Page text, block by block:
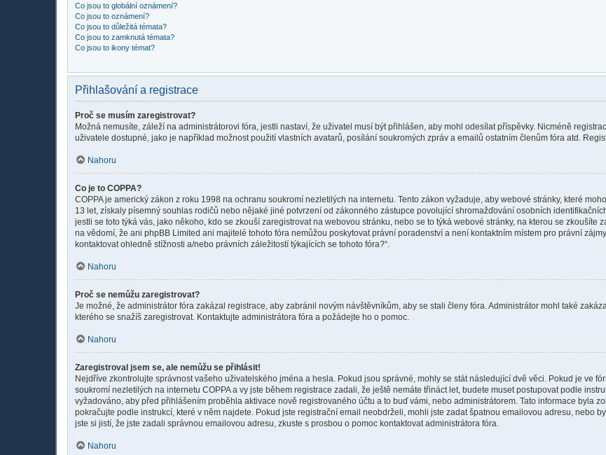
Co jsou to globální oznámení?
Co jsou to oznámení?
Co jsou to důležitá témata?
Co jsou to zamknutá témata?
Co jsou to ikony témat?
Přihlašování a registrace
Proč se musím zaregistrovat?
Možná nemusíte, záleží na administrátorovi fóra, jestli nastaví, že uživatel musí být přihlášen, aby mohl odesílat příspěvky. Nicméně
uživatele dostupné, jako je například možnost použití vlastních avatarů, posílání soukromých zpráv a emailů ostatním členům fóra atd.
Nahoru
Co je to COPPA?
COPPA je americký zákon z roku 1998 na ochranu soukromí nezletilých na internetu. Tento zákon vyžaduje, aby webové stránky, které
13 let, získaly písemný souhlas rodičů nebo nějaké jiné potvrzení od zákonného zástupce povolující shromažďování osobních
jestli se toto týká vás, jako někoho, kdo se zkouší zaregistrovat na webovou stránku, nebo se to týká webové stránky, na kterou se
na vědomí, že ani phpBB Limited ani majitelé tohoto fóra nemůžou poskytovat právní poradenství a není kontaktním místem pro právní
kontaktovat ohledně stížnosti a/nebo právních záležitostí týkajících se tohoto fóra?“.
Nahoru
Proč se nemůžu zaregistrovat?
Je možné, že administrátor fóra zakázal registrace, aby zabránil novým návštěvníkům, aby se stali členy fóra. Administrátor mohl také
kterého se snažíš zaregistrovat. Kontaktujte administrátora fóra a požádejte ho o pomoc.
Nahoru
Zaregistroval jsem se, ale nemůžu se přihlásit!
Nejdříve zkontrolujte správnost vašeho uživatelského jména a hesla. Pokud jsou správné, mohly se stát následující dvě věci. Pokud je ve
soukromí nezletilých na internetu COPPA a vy jste během registrace zadali, že ještě nemáte třináct let, budete muset postupovat podle
vyžadováno, aby před přihlášením proběhla aktivace nově registrovaného účtu a to buď vámi, nebo administrátorem. Tato informace byla
pokračujte podle instrukcí, které v něm najdete. Pokud jste registrační email neobdrželi, mohli jste zadat špatnou emailovou adresu, nebo
jste si jistí, že jste zadali správnou emailovou adresu, zkuste s prosbou o pomoc kontaktovat administrátora fóra.
Nahoru